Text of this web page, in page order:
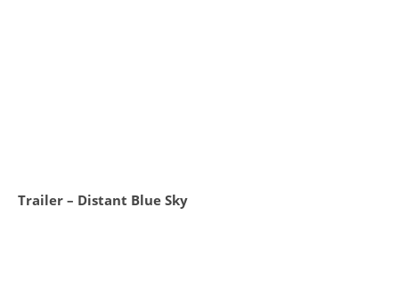
Trailer – Distant Blue Sky